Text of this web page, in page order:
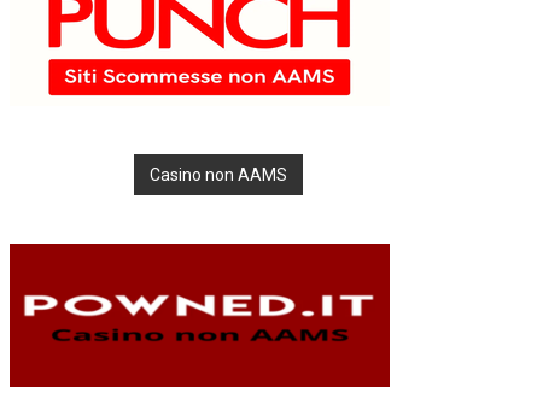
Casino non AAMS